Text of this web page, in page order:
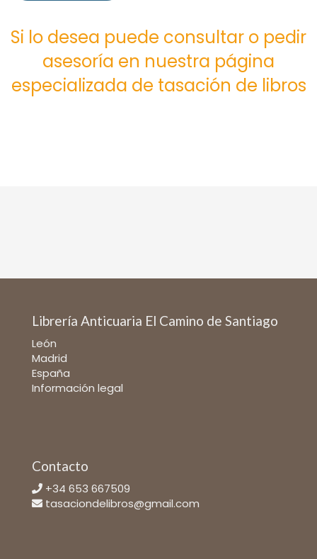
Si lo desea puede consultar o pedir
asesoría en nuestra página
especializada de tasación de libros
Librería Anticuaria El Camino de Santiago
León
Madrid
España
Información legal
Contacto
+34 653 667509
tasaciondelibros@gmail.com